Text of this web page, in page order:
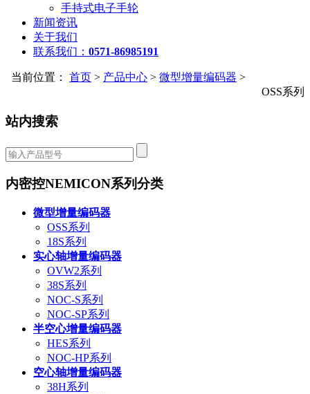
手持式电子手轮
新闻资讯
关于我们
联系我们： 0571-86985191
当前位置： 首页 > 产品中心 > 微型增量编码器 >
OSS系列
站内搜索
内密控NEMICON系列分类
微型增量编码器
OSS系列
18S系列
实心轴增量编码器
OVW2系列
38S系列
NOC-S系列
NOC-SP系列
半空心增量编码器
HES系列
NOC-HP系列
空心轴增量编码器
38H系列